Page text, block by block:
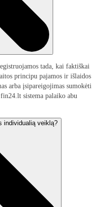
tada, kai faktiškai
principu pajamos ir išlaidos
arba įsipareigojimas sumokėti
sistema palaiko abu
individualią veiklą?